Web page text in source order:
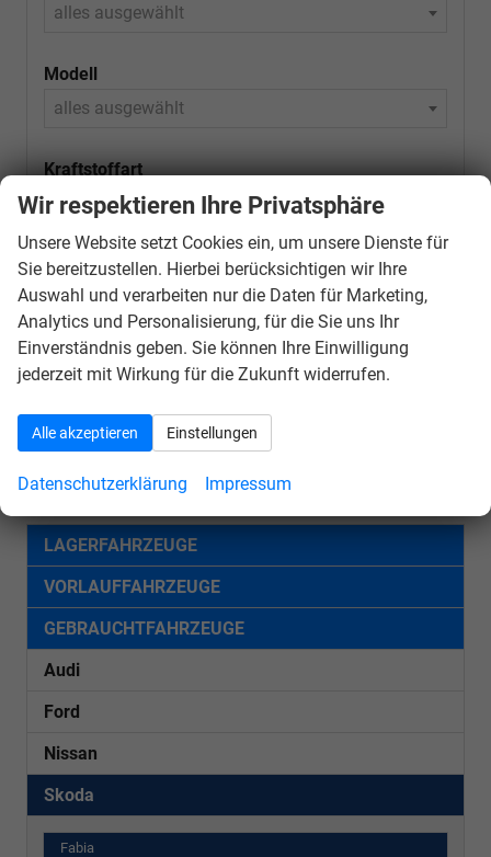
alles ausgewählt
Modell
alles ausgewählt
Kraftstoffart
alles ausgewählt
Variante (z.B. LED, GTI, Facelift...)
542 Ergebnisse anzeigen
zurücksetzen
LAGERFAHRZEUGE
VORLAUFFAHRZEUGE
GEBRAUCHTFAHRZEUGE
Audi
Ford
Nissan
Skoda
Fabia
Wir respektieren Ihre Privatsphäre
Unsere Website setzt Cookies ein, um unsere Dienste für
Sie bereitzustellen. Hierbei berücksichtigen wir Ihre
Auswahl und verarbeiten nur die Daten für Marketing,
Analytics und Personalisierung, für die Sie uns Ihr
Einverständnis geben. Sie können Ihre Einwilligung
jederzeit mit Wirkung für die Zukunft widerrufen.
Alle akzeptieren Einstellungen
Datenschutzerklärung Impressum